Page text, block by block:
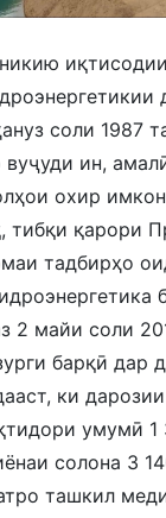
соли 1987
ин,
охир
тибқи қарори
тадбирҳо
2 майи соли
барқӣ дар
ки
умумӣ
солона 3
ташкил